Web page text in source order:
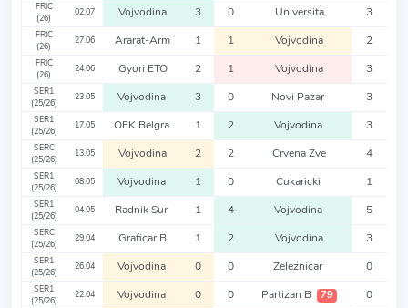
FRIC
(26)
02.07 Vojvodina 3 0 Universita 3
FRIC
(26)
27.06 Ararat-Arm 1 1 Vojvodina 2
FRIC
(26)
24.06 Gyori ETO 2 1 Vojvodina 3
SER1
(25/26)
23.05 Vojvodina 3 0 Novi Pazar 3
SER1
(25/26)
17.05 OFK Belgra 1 2 Vojvodina 3
SERC
(25/26)
13.05 Vojvodina 2 2 Crvena Zve 4
SER1
(25/26)
08.05 Vojvodina 1 0 Cukaricki 1
SER1
(25/26)
04.05 Radnik Sur 1 4 Vojvodina 5
SERC
(25/26)
29.04 Graficar B 1 2 Vojvodina 3
SER1
(25/26)
26.04 Vojvodina 0 0 Zeleznicar 0
SER1
(25/26)
22.04 Vojvodina 0 0 Partizan B 79 0